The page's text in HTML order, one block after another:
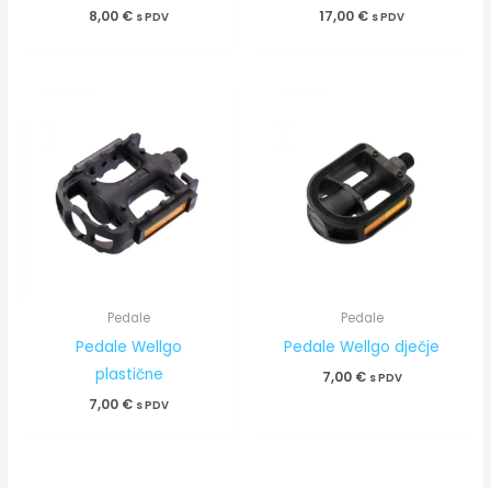
8,00 € s PDV 17,00 € s PDV
Pedale
Pedale Wellgo
plastične
7,00 € s PDV
Pedale
Pedale Wellgo dječje
7,00 € s PDV